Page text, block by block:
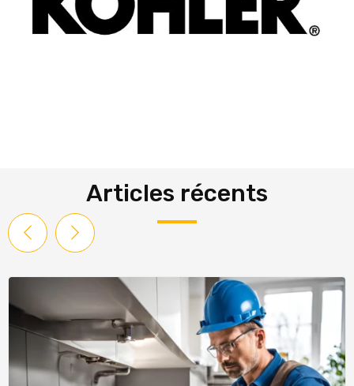
Articles récents